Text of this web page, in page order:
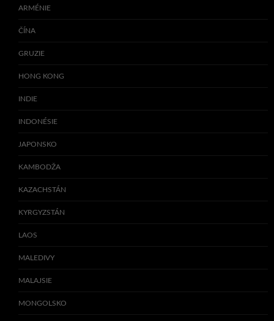
ARMÉNIE
ČÍNA
GRUZIE
HONG KONG
INDIE
INDONÉSIE
JAPONSKO
KAMBODŽA
KAZACHSTÁN
KYRGYZSTÁN
LAOS
MALEDIVY
MALAJSIE
MONGOLSKO